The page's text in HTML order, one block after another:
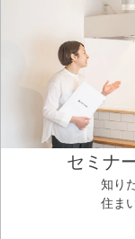
セミナ
知り
住ま